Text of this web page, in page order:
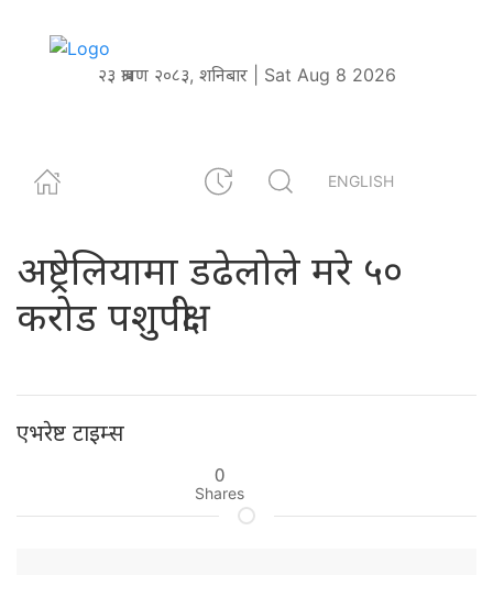
२३ श्रावण २०८३, शनिबार | Sat Aug 8 2026
ENGLISH
अष्ट्रेलियामा डढेलोले मरे ५०
करोड पशुपंक्षी
एभरेष्ट टाइम्स
0
Shares